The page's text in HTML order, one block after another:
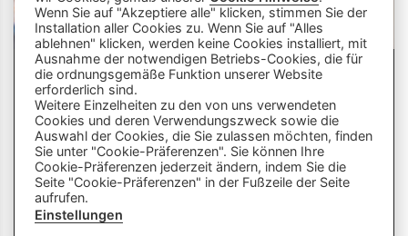
Stelle mir hier Fragen zu
Lehrberufen und zeige mir Videos.
Beispiele: «Zeige mir Videos von
info
Dieser Chatbot wird von Künstlicher
Intelligenz unterstützt. Er wertet unsere
Plattform aus und nutzt externe Quellen.
Der Chatbot kann Fehler machen oder
ungenaue Informationen liefern. Bitte
Wenn Sie auf "Akzeptiere alle" klicken, stimmen Sie der
Installation aller Cookies zu. Wenn Sie auf "Alles
ablehnen" klicken, werden keine Cookies installiert, mit
Ausnahme der notwendigen Betriebs-Cookies, die für
die ordnungsgemäße Funktion unserer Website
erforderlich sind.
Weitere Einzelheiten zu den von uns verwendeten
Cookies und deren Verwendungszweck sowie die
Auswahl der Cookies, die Sie zulassen möchten, finden
Sie unter "Cookie-Präferenzen". Sie können Ihre
Cookie-Präferenzen jederzeit ändern, indem Sie die
Seite "Cookie-Präferenzen" in der Fußzeile der Seite
aufrufen.
Einstellungen